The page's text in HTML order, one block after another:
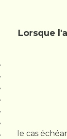
Lorsque
le cas